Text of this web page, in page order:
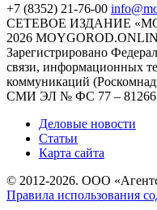
+7 (8352) 21-76-00
СЕТЕВОЕ ИЗДАНИЕ
2026
Зарегистрировано
связи, информационных
коммуникаций
СМИ ЭЛ № ФС 77 – 81266
Деловые новости
Статьи
Карта сайта
© 2012-2026. ООО
Правила использования